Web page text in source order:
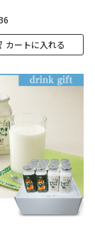
カートに入れる